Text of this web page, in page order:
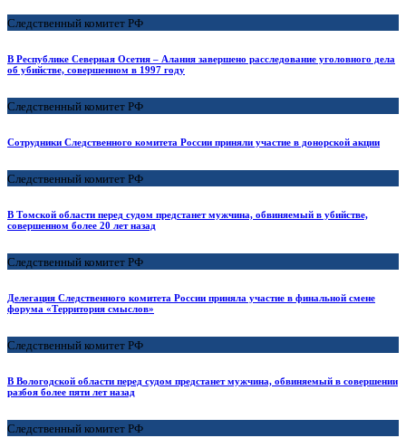
Следственный комитет РФ
В Республике Северная Осетия – Алания завершено расследование уголовного дела
об убийстве, совершенном в 1997 году
Следственный комитет РФ
Сотрудники Следственного комитета России приняли участие в донорской акции
Следственный комитет РФ
В Томской области перед судом предстанет мужчина, обвиняемый в убийстве,
совершенном более 20 лет назад
Следственный комитет РФ
Делегация Следственного комитета России приняла участие в финальной смене
форума «Территория смыслов»
Следственный комитет РФ
В Вологодской области перед судом предстанет мужчина, обвиняемый в совершении
разбоя более пяти лет назад
Следственный комитет РФ